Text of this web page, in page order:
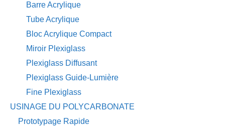
Barre Acrylique
Tube Acrylique
Bloc Acrylique Compact
Miroir Plexiglass
Plexiglass Diffusant
Plexiglass Guide-Lumière
Fine Plexiglass
USINAGE DU POLYCARBONATE
Prototypage Rapide